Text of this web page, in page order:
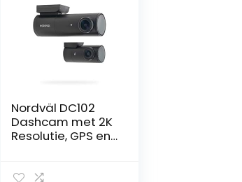
Nordväl DC102
Dashcam met 2K
Resolutie, GPS en